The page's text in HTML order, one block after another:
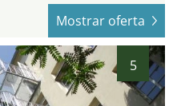
Mostrar oferta
5